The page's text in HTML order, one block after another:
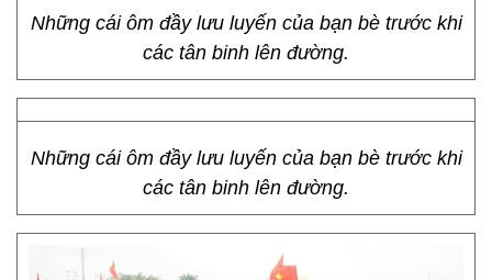
Những cái ôm đầy lưu luyến của bạn bè trước khi
các tân binh lên đường.
Những cái ôm đầy lưu luyến của bạn bè trước khi
các tân binh lên đường.